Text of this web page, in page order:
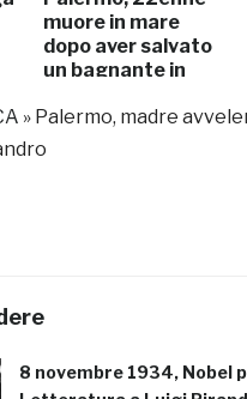
muore in mare
dopo aver salvato
un bagnante in
» Palermo, madre
8 novembre 1934, Nobel